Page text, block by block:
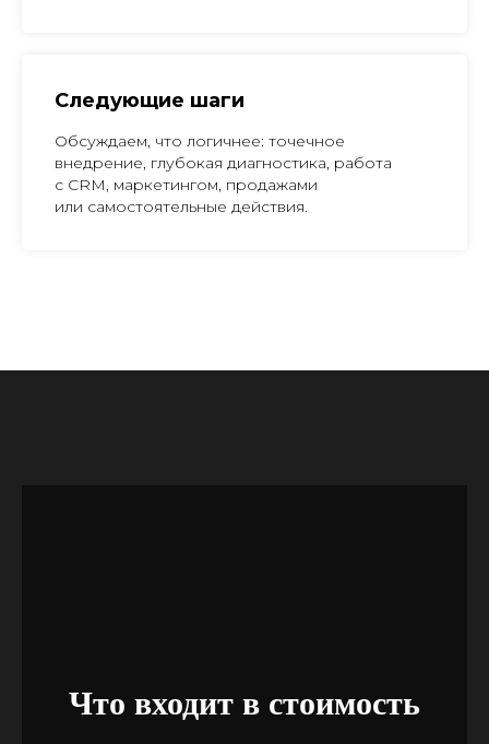
Следующие шаги
Обсуждаем, что логичнее: точечное
внедрение, глубокая диагностика, работа
с CRM, маркетингом, продажами
или самостоятельные действия.
Что входит в стоимость